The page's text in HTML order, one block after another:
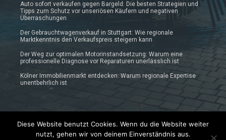
Auto sofort verkaufen gegen Bargeld: Die besten Strategien und
Tipps zum Schutz vor unseriösen Käufern und negativen
Überraschungen
Der Gebrauchtwagenverkauf in Stuttgart: Wie regionale
Marktkenntnis den Verkaufspreis steigern kann
Der Weg zur optimalen Motorinstandsetzung: Warum eine
professionelle Diagnose vor Reparaturen unerlässlich ist
Kölner Immobilienmarkt entdecken: Warum regionale Expertise
unentbehrlich ist
© 2019 - 2025 Prautonews.de | Auto-News Blog
Diese Website benutzt Cookies. Wenn du die Website weiter
nutzt, gehen wir von deinem Einverständnis aus.